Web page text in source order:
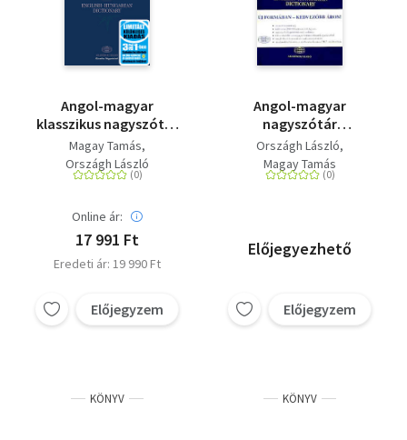
Angol-magyar
klasszikus nagyszótár
+ NET + alkalmazás
Magay Tamás
Országh László
Online ár:
17 991 Ft
Eredeti ár: 19 990 Ft
Előjegyzem
Angol-magyar
nagyszótár
(papírkötés) CD-vel -
CD melléklettel
Országh László
Magay Tamás
Előjegyezhető
Előjegyzem
KÖNYV KÖNYV